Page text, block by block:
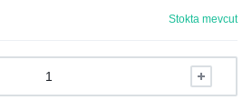
Stokta mevcut